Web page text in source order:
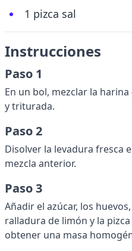
1 pizca sal
Instrucciones
Paso 1
En un bol, mezclar la
y triturada.
Paso 2
Disolver la levadura fresca
mezcla anterior.
Paso 3
Añadir el azúcar, los
ralladura de limón y la
obtener una masa